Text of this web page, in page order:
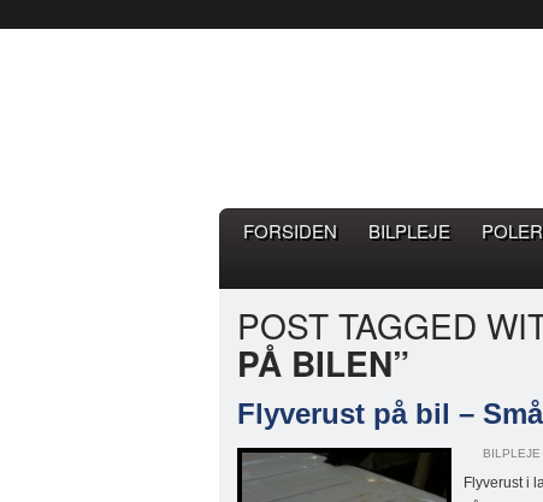
FORSIDEN BILPLEJE
POST TAGGED
PÅ BILEN”
Flyverust på bil –
BILPLEJE
Flyverust i